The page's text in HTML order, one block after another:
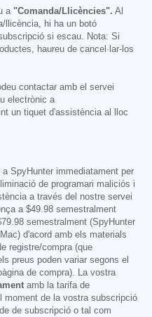
a "Comanda/Llicències". Al
llicència, hi ha un botó
si escau. Nota: Si
haureu de cancel·lar-los
contactar amb el servei
electrònic a
un tiquet d'assistència al lloc
SpyHunter immediatament per
de programari maliciós i
a través del nostre servei
a $49.98 semestralment
semestralment (SpyHunter
d'acord amb els materials
registre/compra (que
preus poden variar segons el
de compra). La vostra
amb la tarifa de
moment de la vostra subscripció
de subscripció o tal com